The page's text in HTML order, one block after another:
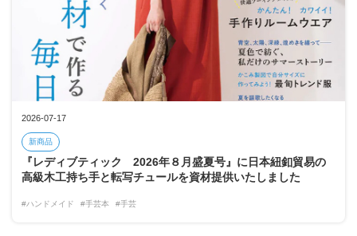
2026-07-17
新商品
『レディブティック 2026年８月盛夏号』に日本紐釦貿易の
高級木工持ち手と転写チュールを資材提供いたしました
#ハンドメイド #手芸本 #手芸